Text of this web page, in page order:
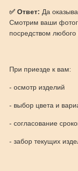
✅ Ответ: Да
Смотрим ваши
посредством любого
При приезде к вам:
- осмотр изделий
- выбор цвета и
- согласование
- забор текущих